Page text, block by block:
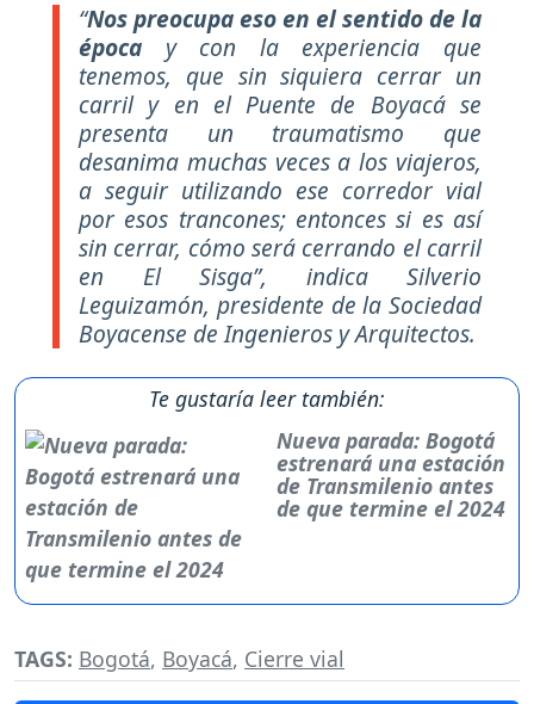
“Nos preocupa eso en el sentido de la
época y con la experiencia que
tenemos, que sin siquiera cerrar un
carril y en el Puente de Boyacá se
presenta un traumatismo que
desanima muchas veces a los viajeros,
a seguir utilizando ese corredor vial
por esos trancones; entonces si es así
sin cerrar, cómo será cerrando el carril
en El Sisga”, indica Silverio
Leguizamón, presidente de la Sociedad
Boyacense de Ingenieros y Arquitectos.
Te gustaría leer también:
Nueva parada: Bogotá
estrenará una estación
de Transmilenio antes
de que termine el 2024
TAGS: Bogotá, Boyacá, Cierre vial